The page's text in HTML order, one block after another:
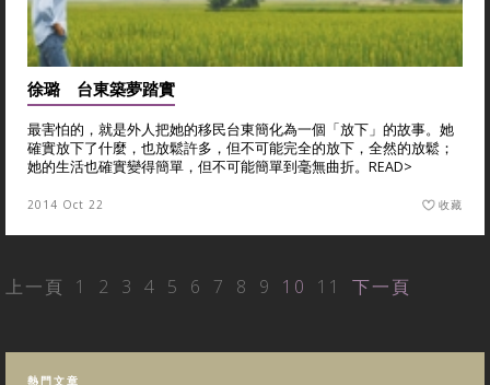
徐璐 台東築夢踏實
最害怕的，就是外人把她的移民台東簡化為一個「放下」的故事。她
確實放下了什麼，也放鬆許多，但不可能完全的放下，全然的放鬆；
她的生活也確實變得簡單，但不可能簡單到毫無曲折。 READ>
2014 Oct 22 收藏
上一頁 1 2 3 4 5 6 7 8 9 10 11 下一頁
熱門文章